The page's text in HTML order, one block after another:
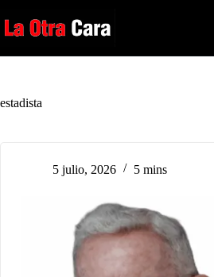
al
contenido
estadista
5 julio, 2026 5 mins